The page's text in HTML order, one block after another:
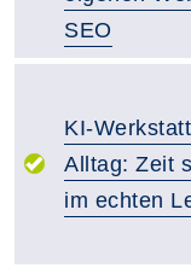
SEO
KI-
Alltag: Zeit
im echten